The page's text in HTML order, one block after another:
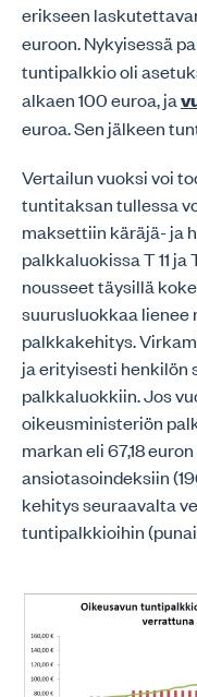
erikseen
euroon. Nykyisessä
tuntipalkkio oli
alkaen 100 euroa, ja
euroa. Sen jälkeen
Vertailun vuoksi voi
tuntitaksan tullessa
maksettiin käräjä- ja
palkkaluokissa T 11
nousseet täysillä
suurusluokkaa lienee
palkkakehitys.
ja erityisesti henkilön
palkkaluokkiin. Jos
oikeusministeriön
markan eli 67,18
ansiotasoindeksiin
kehitys seuraavalta
tuntipalkkioihin